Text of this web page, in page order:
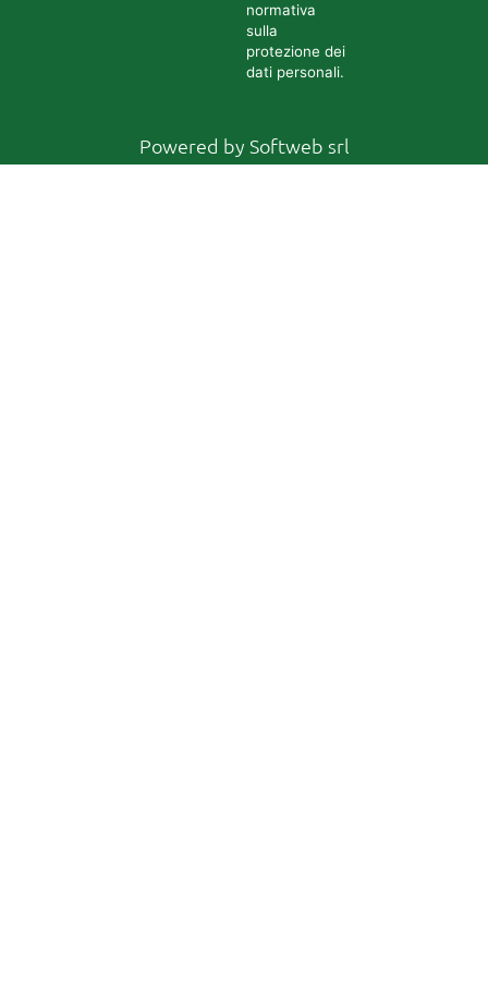
normativa
sulla
protezione dei
dati personali.
Powered by Softweb srl